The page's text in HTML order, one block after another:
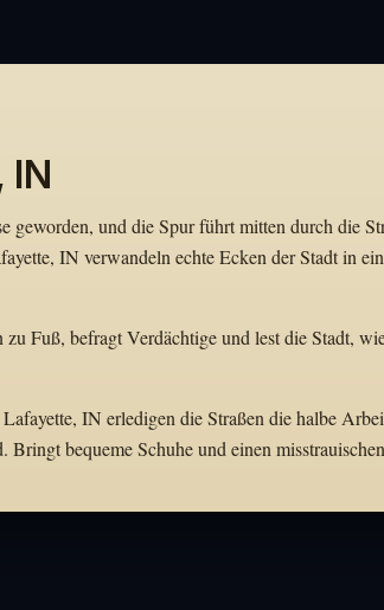
IN
und die Spur führt mitten durch die
IN verwandeln echte Ecken der Stadt in
Fuß, befragt Verdächtige und lest die Stadt,
IN erledigen die Straßen die halbe
Bringt bequeme Schuhe und einen